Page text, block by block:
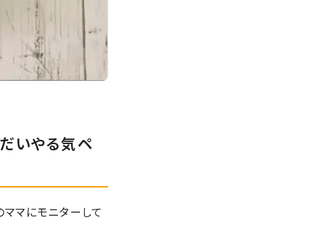
いやる気ペ
マにモニターして